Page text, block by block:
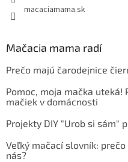
macaciamama.sk
Mačacia mama radí
Prečo majú čarodejnice
Pomoc, moja mačka uteká!
mačiek v domácnosti
Projekty DIY "Urob si sám"
Veľký mačací slovník:
nás?